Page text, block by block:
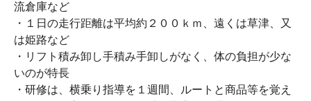
流倉庫など
・１日の走行距離は平均約２００ｋｍ、遠くは草津、又
は姫路など
・リフト積み卸し手積み手卸しがなく、体の負担が少な
いのが特長
・研修は、横乗り指導を１週間、ルートと商品等を覚え